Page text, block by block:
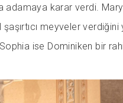
adamaya karar verdi.
meyveler verdiğini
ise Dominiken bir